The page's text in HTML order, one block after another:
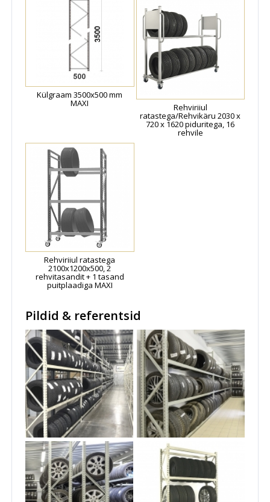
Külgraam 3500x500 mm
MAXI Rehviriiul
ratastega/Rehvikäru 2030 x
720 x 1620 piduritega, 16
rehvile
Rehviriiul ratastega
2100x1200x500, 2
rehvitasandit + 1 tasand
puitplaadiga MAXI
Pildid & referentsid